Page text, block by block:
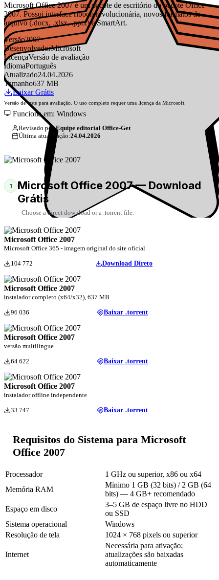
Microsoft Office 2007 é um pacote de escritório do pacote Office
2007. Possui interface ribbon revolucionária, novos formatos de
arquivo (.docx, .xlsx, .pptx) e SmartArt.
Versão2007
DesenvolvedorMicrosoft
LicençaVersão de avaliação
IdiomaPortuguês
Atualizado24.04.2026
Tamanho637 MB
Baixar Grátis
Versão de teste para avaliação. O uso completo requer uma licença da Microsoft.
Funciona em: Windows
Revisado por:Equipe editorial Office-Get
Última atualização:24.04.2026
1
Microsoft Office 2007 — Download
Grátis
Choose a direct download or a .torrent file.
Microsoft Office 2007
Microsoft Office 365 - imagem original do site oficial
104 772 Download Direto
Microsoft Office 2007
instalador completo (x64/x32), 637 MB
96 036 Baixar .torrent
Microsoft Office 2007
versão multilíngue
64 622 Baixar .torrent
Microsoft Office 2007
instalador offline independente
33 747 Baixar .torrent
Requisitos do Sistema para Microsoft
Office 2007
Processador
1 GHz ou superior, x86 ou x64
Memória RAM
Mínimo 1 GB (32 bits) / 2 GB (64
bits) — 4 GB+ recomendado
Espaço em disco
3–5 GB de espaço livre no HDD
ou SSD
Sistema operacional
Windows
Resolução de tela
1024 × 768 pixels ou superior
Internet
Necessária para ativação;
atualizações são baixadas
automaticamente